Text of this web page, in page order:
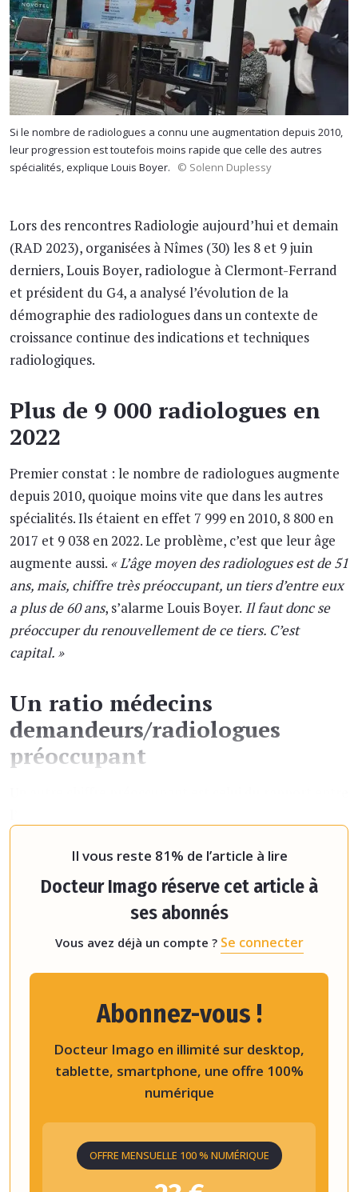
Si le nombre de radiologues a connu une augmentation depuis 2010,
leur progression est toutefois moins rapide que celle des autres
spécialités, explique Louis Boyer.
© Solenn Duplessy
Lors des rencontres Radiologie aujourd’hui et demain
(RAD 2023), organisées à Nîmes (30) les 8 et 9 juin
derniers, Louis Boyer, radiologue à Clermont-Ferrand
et président du G4, a analysé l’évolution de la
démographie des radiologues dans un contexte de
croissance continue des indications et techniques
radiologiques.
Plus de 9 000 radiologues en
2022
Premier constat : le nombre de radiologues augmente
depuis 2010, quoique moins vite que dans les autres
spécialités. Ils étaient en effet 7 999 en 2010, 8 800 en
2017 et 9 038 en 2022. Le problème, c’est que leur âge
augmente aussi. « L’âge moyen des radiologues est de 51
ans, mais, chiffre très préoccupant, un tiers d’entre eux
a plus de 60 ans, s’alarme Louis Boyer. Il faut donc se
préoccuper du renouvellement de ce tiers. C’est
capital. »
Un ratio médecins
demandeurs/radiologues
préoccupant
Il vous reste 81% de l’article à lire
Docteur Imago réserve cet article à
ses abonnés
Vous avez déjà un compte ? Se connecter
Abonnez-vous !
Docteur Imago en illimité sur desktop,
tablette, smartphone, une offre 100%
numérique
OFFRE MENSUELLE 100 % NUMÉRIQUE